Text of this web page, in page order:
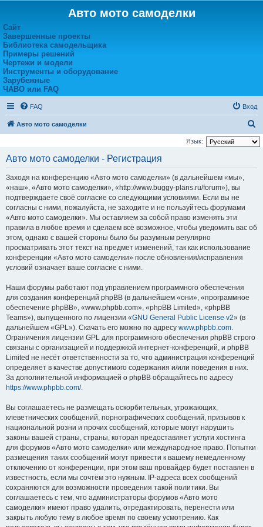
Авто мото самоделки
Сайт
Завершенные проекты
Библиотека самодельщика
Примеры решений
Чертежи и модели
Инструменты и оборудование
Зарубежные
ЧАВО или FAQ
FAQ Вход
Авто мото самоделки
о
Язык:
Авто мото самоделки - Регистрация
Заходя на конференцию «Авто мото самоделки» (в дальнейшем «мы»,
«наш», «Авто мото самоделки», «http://www.buggy-plans.ru/forum»), вы
подтверждаете своё согласие со следующими условиями. Если вы не
согласны с ними, пожалуйста, не заходите и не пользуйтесь форумами
«Авто мото самоделки». Мы оставляем за собой право изменять эти
правила в любое время и сделаем всё возможное, чтобы уведомить вас об
этом, однако с вашей стороны было бы разумным регулярно
просматривать этот текст на предмет изменений, так как использование
конференции «Авто мото самоделки» после обновления/исправления
условий означает ваше согласие с ними.
Наши форумы работают под управлением программного обеспечения
для создания конференций phpBB (в дальнейшем «они», «программное
обеспечение phpBB», «www.phpbb.com», «phpBB Limited», «phpBB
Teams»), выпущенного по лицензии «GNU General Public License v2» (в
дальнейшем «GPL»). Скачать его можно по адресу www.phpbb.com.
Ограничения лицензии GPL для программного обеспечения phpBB строго
связаны с организацией и поддержкой интернет-конференций, и phpBB
Limited не несёт ответственности за то, что администрация конференций
определяет в качестве допустимого содержания и/или поведения в них.
За дополнительной информацией о phpBB обращайтесь по адресу
https://www.phpbb.com/.
Вы соглашаетесь не размещать оскорбительных, угрожающих,
клеветнических сообщений, порнографических сообщений, призывов к
национальной розни и прочих сообщений, которые могут нарушить
законы вашей страны, страны, которая предоставляет услуги хостинга
для форумов «Авто мото самоделки» или международное право. Попытки
размещения таких сообщений могут привести к вашему немедленному
отключению от конференции, при этом ваш провайдер будет поставлен в
известность, если мы сочтём это нужным. IP-адреса всех сообщений
сохраняются для возможности проведения такой политики. Вы
соглашаетесь с тем, что администраторы форумов «Авто мото
самоделки» имеют право удалить, отредактировать, перенести или
закрыть любую тему в любое время по своему усмотрению. Как